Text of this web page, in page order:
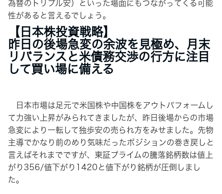
為替のトリプル安）といった場面にもつながってくる可能
性があると言えるでしょう。
【日本株投資戦略】
昨日の後場急変の余波を見極め、月末
リバランスと米債務交渉の行方に注目
して買い場に備える
日本市場は足元で米国株や中国株をアウトパフォームし
て力強い上昇がみられてきましたが、昨日後場からの市場
急変により一転して独歩安の売られ方をみせました。先物
主導でかなり前のめり気味だったポジションの巻き戻しと
言えばそれまでですが、東証プライムの騰落銘柄数は値上
がり356/値下がり1420と値下がり銘柄が圧倒しまし
た。